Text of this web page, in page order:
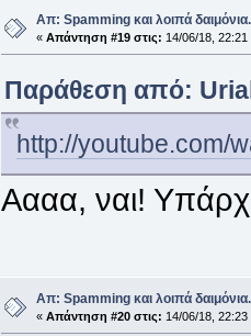
Απ: Spamming και λοιπά
« Απάντηση #19 στις: 14/06/18, 22:21
Παράθεση από:
http://youtube.com/
Αααα, ναι!
Απ: Spamming και λοιπά
« Απάντηση #20 στις: 14/06/18, 22:23